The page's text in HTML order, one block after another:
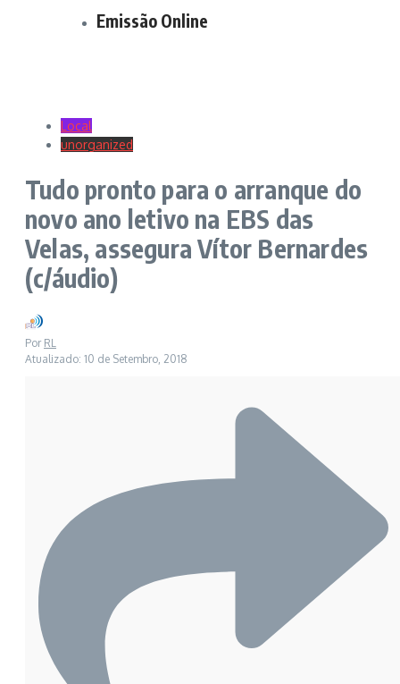
Emissão Online
Local
unorganized
Tudo pronto para o arranque do
novo ano letivo na EBS das
Velas, assegura Vítor Bernardes
(c/áudio)
Por RL
Atualizado: 10 de Setembro, 2018